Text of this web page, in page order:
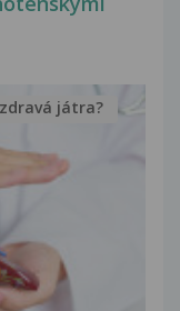
játra?